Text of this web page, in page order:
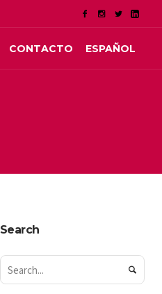
CONTACTO ESPAÑOL
Search